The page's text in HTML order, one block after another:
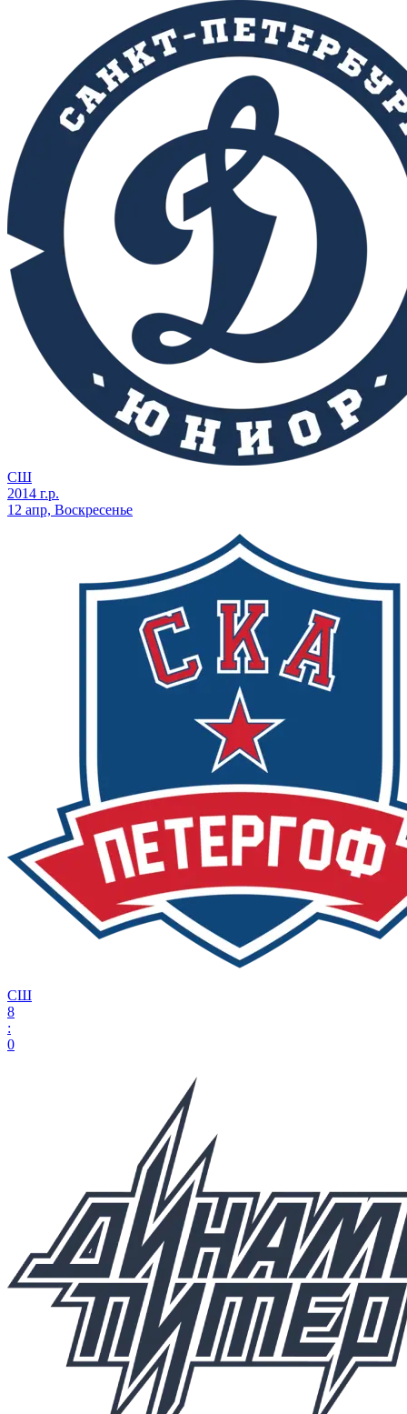
СШ
2014 г.р.
12 апр, Воскресенье
СШ
8
:
0